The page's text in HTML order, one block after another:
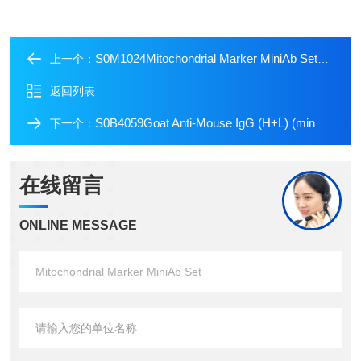
上一个： S0M1024Mitochondrial Marker MiniAb Set（Human Only）
返回列表
下一个： S0B4059Goat Anti-Mouse IgG (H+L) (min X Hu, Bov Sr Prot)
在线留言
ONLINE MESSAGE